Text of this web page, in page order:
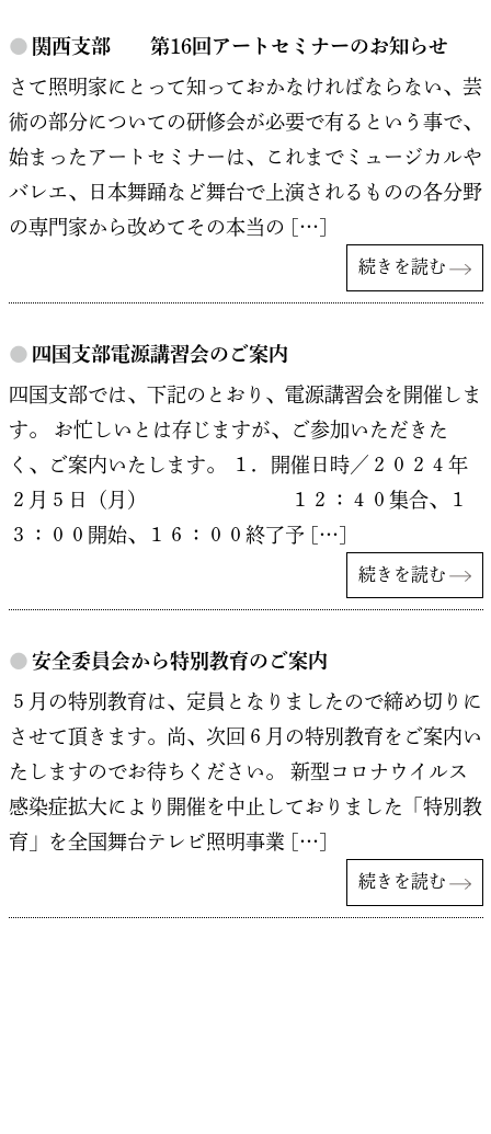
● 関西支部 第16回アートセミナーのお知らせ
さて照明家にとって知っておかなければならない、芸
術の部分についての研修会が必要で有るという事で、
始まったアートセミナーは、これまでミュージカルや
バレエ、日本舞踊など舞台で上演されるものの各分野
の専門家から改めてその本当の […]
続きを読む
● 四国支部電源講習会のご案内
四国支部では、下記のとおり、電源講習会を開催しま
す。 お忙しいとは存じますが、ご参加いただきた
く、ご案内いたします。 １．開催日時／２０２４年
２月５日（月） １２：４０集合、１
３：００開始、１６：００終了予 […]
続きを読む
● 安全委員会から特別教育のご案内
５月の特別教育は、定員となりましたので締め切りに
させて頂きます。尚、次回６月の特別教育をご案内い
たしますのでお待ちください。 新型コロナウイルス
感染症拡大により開催を中止しておりました「特別教
育」を全国舞台テレビ照明事業 […]
続きを読む